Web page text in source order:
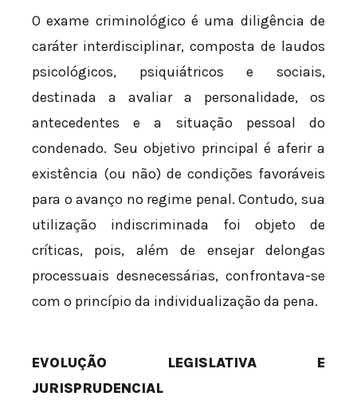
O exame criminológico é uma diligência de
caráter interdisciplinar, composta de laudos
psicológicos, psiquiátricos e sociais,
destinada a avaliar a personalidade, os
antecedentes e a situação pessoal do
condenado. Seu objetivo principal é aferir a
existência (ou não) de condições favoráveis
para o avanço no regime penal. Contudo, sua
utilização indiscriminada foi objeto de
críticas, pois, além de ensejar delongas
processuais desnecessárias, confrontava-se
com o princípio da individualização da pena.
EVOLUÇÃO LEGISLATIVA E
JURISPRUDENCIAL